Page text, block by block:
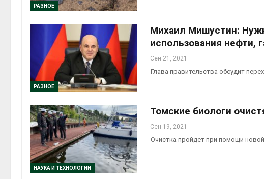
РАЗНОЕ
РАЗНОЕ
Михаил Мишустин:
использования нефти,
Сен 21, 2021
Глава правительства обсудит
НАУКА И ТЕХНОЛОГИИ
Томские биологи
Сен 19, 2021
Очистка пройдет при помощи